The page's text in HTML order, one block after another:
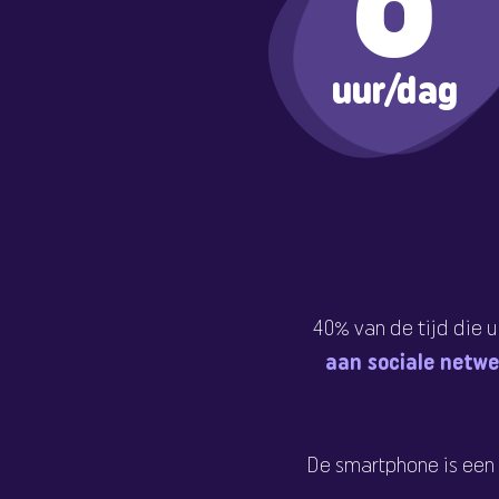
uur/dag
40% van de tijd die
aan sociale
De smartphone is